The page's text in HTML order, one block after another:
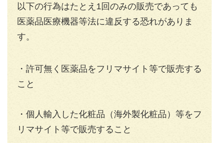
以下の行為はたとえ1回のみの販売であっても
医薬品医療機器等法に違反する恐れがありま
す。
・許可無く医薬品をフリマサイト等で販売する
こと
・個人輸入した化粧品（海外製化粧品）等をフ
リマサイト等で販売すること